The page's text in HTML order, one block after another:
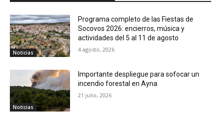
Noticias
Programa completo de las Fiestas de
Socovos 2026: encierros, música y
actividades del 5 al 11 de agosto
4 agosto, 2026
Noticias
Importante despliegue para sofocar un
incendio forestal en Ayna
21 julio, 2026